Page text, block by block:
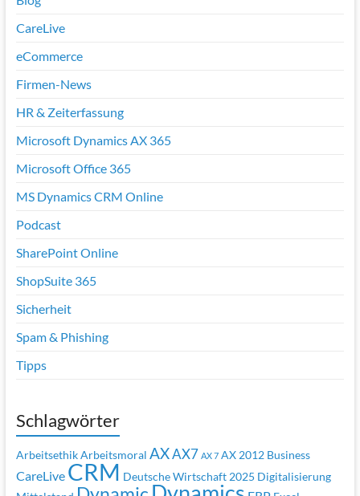
CareLive
eCommerce
Firmen-News
HR & Zeiterfassung
Microsoft Dynamics AX 365
Microsoft Office 365
MS Dynamics CRM Online
Podcast
SharePoint Online
ShopSuite 365
Sicherheit
Spam & Phishing
Tipps
Schlagwörter
Arbeitsethik Arbeitsmoral AXAX7 AX 7 AX 2012 Business
CareLive CRM Deutsche Wirtschaft 2025 Digitalisierung